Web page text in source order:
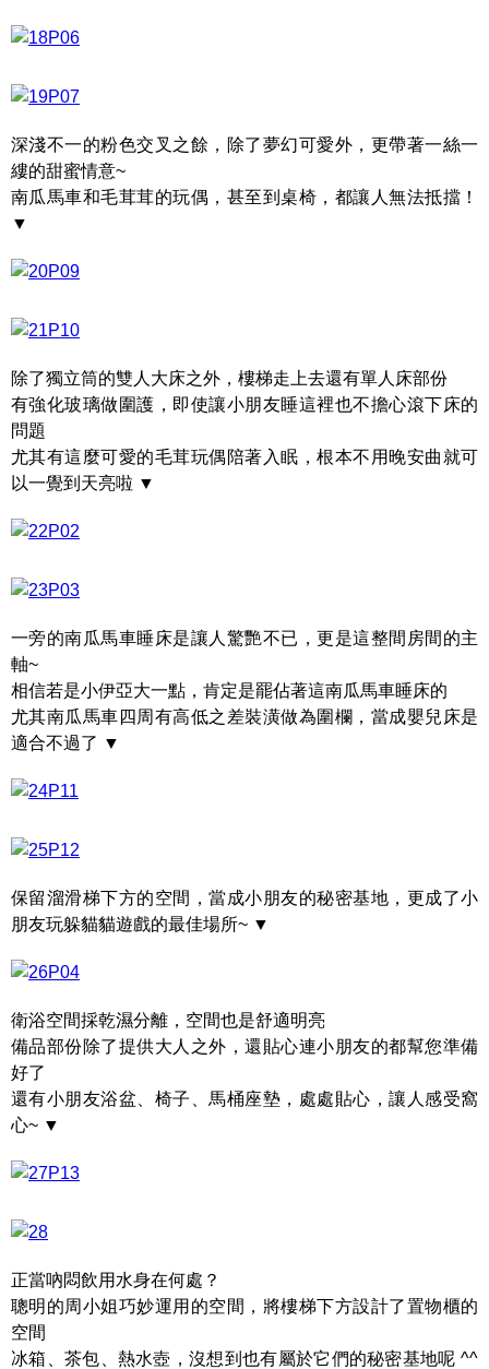
深淺不一的粉色交叉之餘，除了夢幻可愛外，更帶著一絲一
縷的甜蜜情意~
南瓜馬車和毛茸茸的玩偶，甚至到桌椅，都讓人無法抵擋！
▼
除了獨立筒的雙人大床之外，樓梯走上去還有單人床部份
有強化玻璃做圍護，即使讓小朋友睡這裡也不擔心滾下床的
問題
尤其有這麼可愛的毛茸玩偶陪著入眠，根本不用晚安曲就可
以一覺到天亮啦 ▼
一旁的南瓜馬車睡床是讓人驚艷不已，更是這整間房間的主
軸~
相信若是小伊亞大一點，肯定是罷佔著這南瓜馬車睡床的
尤其南瓜馬車四周有高低之差裝潢做為圍欄，當成嬰兒床是
適合不過了 ▼
保留溜滑梯下方的空間，當成小朋友的秘密基地，更成了小
朋友玩躲貓貓遊戲的最佳場所~ ▼
衛浴空間採乾濕分離，空間也是舒適明亮
備品部份除了提供大人之外，還貼心連小朋友的都幫您準備
好了
還有小朋友浴盆、椅子、馬桶座墊，處處貼心，讓人感受窩
心~ ▼
正當吶悶飲用水身在何處？
聰明的周小姐巧妙運用的空間，將樓梯下方設計了置物櫃的
空間
冰箱、茶包、熱水壺，沒想到也有屬於它們的秘密基地呢 ^^